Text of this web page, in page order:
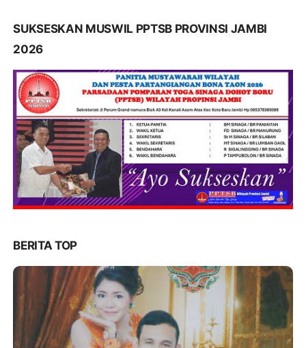
SUKSESKAN MUSWIL PPTSB PROVINSI JAMBI
2026
BERITA TOP